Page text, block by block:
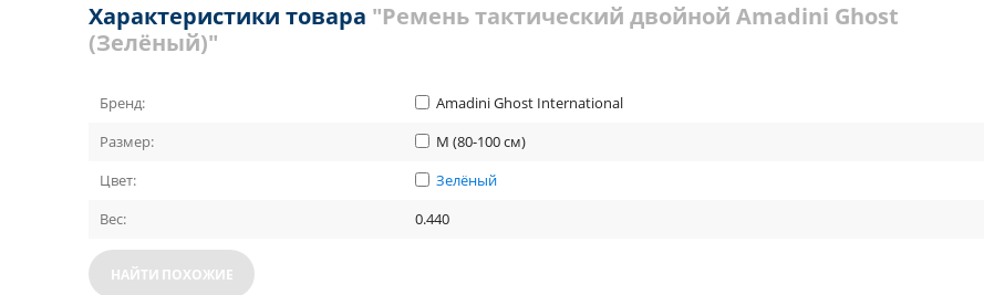
Характеристики товара "Ремень тактический двойной Amadini Ghost
(Зелёный)"
Бренд:
Amadini Ghost International
Размер:
M (80-100 см)
Цвет:
Зелёный
Вес:
0.440
НАЙТИ ПОХОЖИЕ